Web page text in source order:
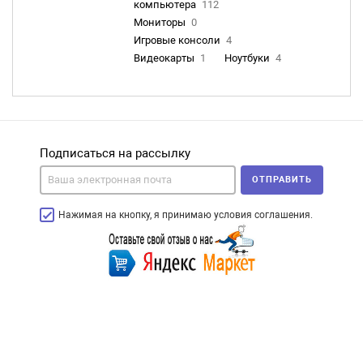
компьютера 112
Мониторы 0
Игровые консоли 4
Видеокарты 1 Ноутбуки 4
Подписаться на рассылку
Нажимая на кнопку, я принимаю условия соглашения.
ОТПРАВИТЬ